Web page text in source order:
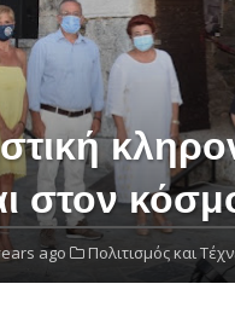
στον
ago Πολιτισμός και